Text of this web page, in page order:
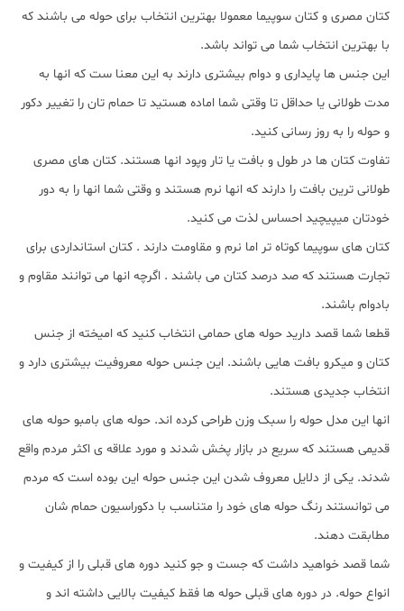
کتان مصری و کتان سوپیما معمولا بهترین انتخاب برای حوله می باشند که
با بهترین انتخاب شما می تواند باشد.
این جنس ها پایداری و دوام بیشتری دارند به این معنا ست که انها به
مدت طولانی یا حداقل تا وقتی شما اماده هستید تا حمام تان را تغییر دکور
و حوله را به روز رسانی کنید.
تفاوت کتان ها در طول و بافت یا تار وپود انها هستند. کتان های مصری
طولانی ترین بافت را دارند که انها نرم هستند و وقتی شما انها را به دور
خودتان میپیچید احساس لذت می کنید.
کتان های سوپیما کوتاه تر اما نرم و مقاومت دارند . کتان استانداردی برای
تجارت هستند که صد درصد کتان می باشند . اگرچه انها می توانند مقاوم و
بادوام باشند.
قطعا شما قصد دارید حوله های حمامی انتخاب کنید که امیخته از جنس
کتان و میکرو بافت هایی باشند. این جنس حوله معروفیت بیشتری دارد و
انتخاب جدیدی هستند.
انها این مدل حوله را سبک وزن طراحی کرده اند. حوله های بامبو حوله های
قدیمی هستند که سریع در بازار پخش شدند و مورد علاقه ی اکثر مردم واقع
شدند. یکی از دلایل معروف شدن این جنس حوله این بوده است که مردم
می توانستند رنگ حوله های خود را متناسب با دکوراسیون حمام شان
مطابقت دهند.
شما قصد خواهید داشت که جست و جو کنید دوره های قبلی را از کیفیت و
انواع حوله. در دوره های قبلی حوله ها فقط کیفیت بالایی داشته اند و